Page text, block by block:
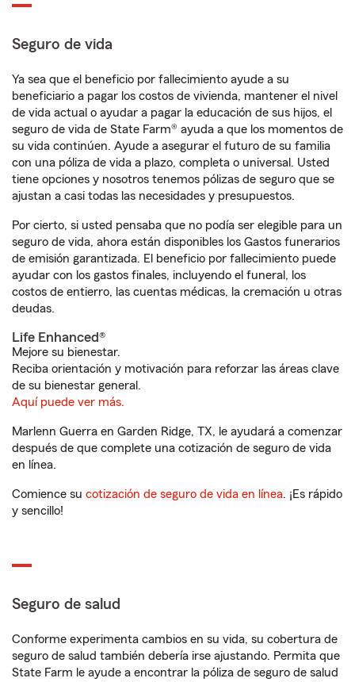
Seguro de vida
Ya sea que el beneficio por fallecimiento ayude a su
beneficiario a pagar los costos de vivienda, mantener el nivel
de vida actual o ayudar a pagar la educación de sus hijos, el
seguro de vida de State Farm® ayuda a que los momentos de
su vida continúen. Ayude a asegurar el futuro de su familia
con una póliza de vida a plazo, completa o universal. Usted
tiene opciones y nosotros tenemos pólizas de seguro que se
ajustan a casi todas las necesidades y presupuestos.
Por cierto, si usted pensaba que no podía ser elegible para un
seguro de vida, ahora están disponibles los Gastos funerarios
de emisión garantizada. El beneficio por fallecimiento puede
ayudar con los gastos finales, incluyendo el funeral, los
costos de entierro, las cuentas médicas, la cremación u otras
deudas.
Life Enhanced®
Mejore su bienestar.
Reciba orientación y motivación para reforzar las áreas clave
de su bienestar general.
Aquí puede ver más.
Marlenn Guerra en Garden Ridge, TX, le ayudará a comenzar
después de que complete una cotización de seguro de vida
en línea.
Comience su cotización de seguro de vida en línea. ¡Es rápido
y sencillo!
Seguro de salud
Conforme experimenta cambios en su vida, su cobertura de
seguro de salud también debería irse ajustando. Permita que
State Farm le ayude a encontrar la póliza de seguro de salud